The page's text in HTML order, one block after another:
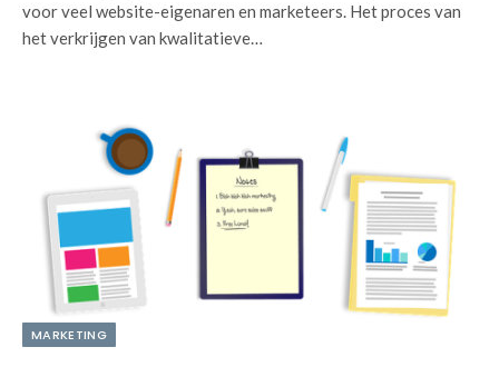
voor veel website-eigenaren en marketeers. Het proces van
het verkrijgen van kwalitatieve…
MARKETING